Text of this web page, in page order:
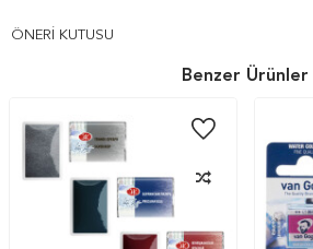
ÖNERI KUTUSU
Benzer Ürünler